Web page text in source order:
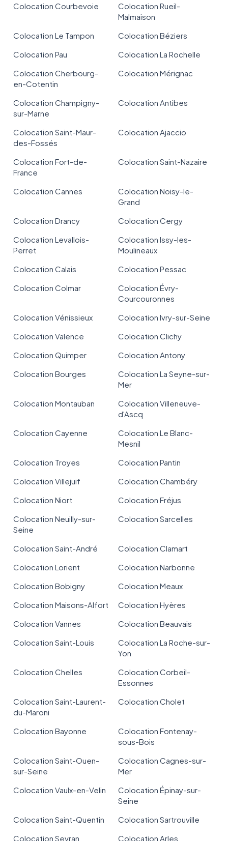
Colocation Courbevoie
Colocation Rueil-
Malmaison
Colocation Le Tampon
Colocation Béziers
Colocation Pau
Colocation La Rochelle
Colocation Cherbourg-
en-Cotentin
Colocation Mérignac
Colocation Champigny-
sur-Marne
Colocation Antibes
Colocation Saint-Maur-
des-Fossés
Colocation Ajaccio
Colocation Fort-de-
France
Colocation Saint-Nazaire
Colocation Cannes
Colocation Noisy-le-
Grand
Colocation Drancy
Colocation Cergy
Colocation Levallois-
Perret
Colocation Issy-les-
Moulineaux
Colocation Calais
Colocation Pessac
Colocation Colmar
Colocation Évry-
Courcouronnes
Colocation Vénissieux
Colocation Ivry-sur-Seine
Colocation Valence
Colocation Clichy
Colocation Quimper
Colocation Antony
Colocation Bourges
Colocation La Seyne-sur-
Mer
Colocation Montauban
Colocation Villeneuve-
d'Ascq
Colocation Cayenne
Colocation Le Blanc-
Mesnil
Colocation Troyes
Colocation Pantin
Colocation Villejuif
Colocation Chambéry
Colocation Niort
Colocation Fréjus
Colocation Neuilly-sur-
Seine
Colocation Sarcelles
Colocation Saint-André
Colocation Clamart
Colocation Lorient
Colocation Narbonne
Colocation Bobigny
Colocation Meaux
Colocation Maisons-Alfort
Colocation Hyères
Colocation Vannes
Colocation Beauvais
Colocation Saint-Louis
Colocation La Roche-sur-
Yon
Colocation Chelles
Colocation Corbeil-
Essonnes
Colocation Saint-Laurent-
du-Maroni
Colocation Cholet
Colocation Bayonne
Colocation Fontenay-
sous-Bois
Colocation Saint-Ouen-
sur-Seine
Colocation Cagnes-sur-
Mer
Colocation Vaulx-en-Velin
Colocation Épinay-sur-
Seine
Colocation Saint-Quentin
Colocation Sartrouville
Colocation Sevran
Colocation Arles